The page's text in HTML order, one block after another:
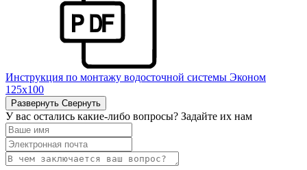
Инструкция по монтажу водосточной системы Эконом
125х100
Развернуть Свернуть
У вас остались какие-либо вопросы? Задайте их нам